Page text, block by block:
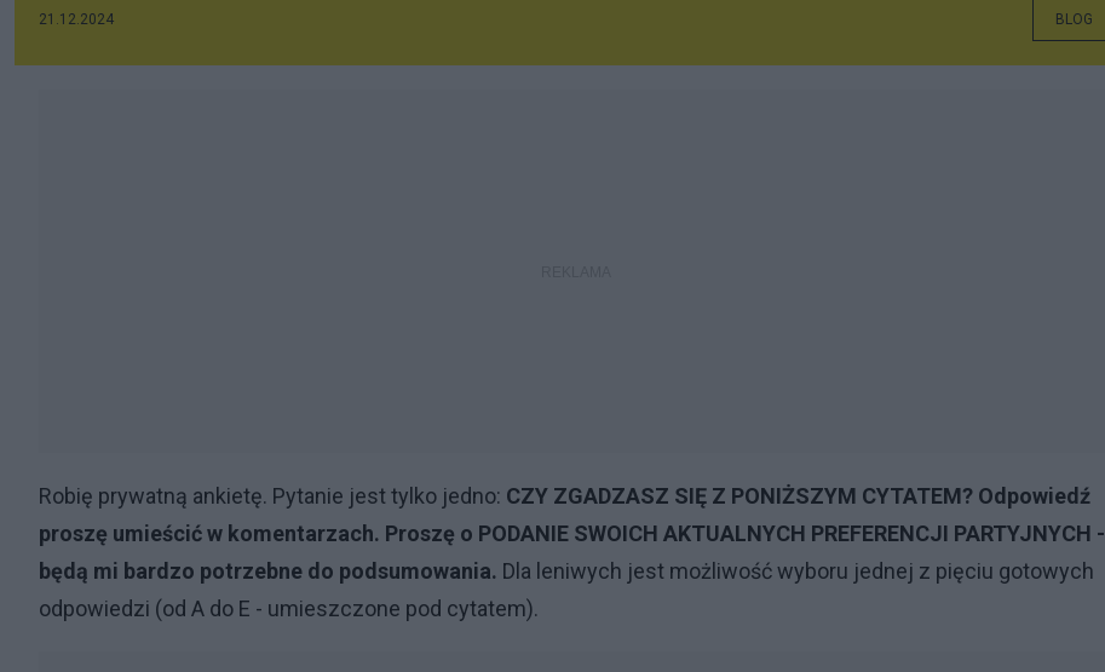
21.12.2024 BLOG
Robię prywatną ankietę. Pytanie jest tylko jedno: CZY ZGADZASZ SIĘ Z PONIŻSZYM CYTATEM? Odpowiedź
proszę umieścić w komentarzach. Proszę o PODANIE SWOICH AKTUALNYCH PREFERENCJI PARTYJNYCH -
będą mi bardzo potrzebne do podsumowania. Dla leniwych jest możliwość wyboru jednej z pięciu gotowych
odpowiedzi (od A do E - umieszczone pod cytatem).